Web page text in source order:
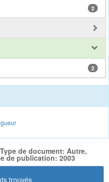
2
2
de document: Autre,
de publication: 2003
trouvés